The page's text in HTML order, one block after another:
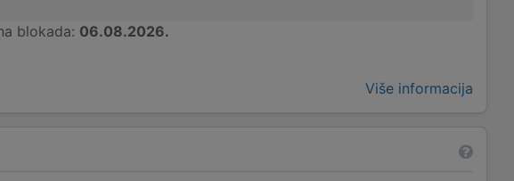
blokada: 06.08.2026.
Više informacija